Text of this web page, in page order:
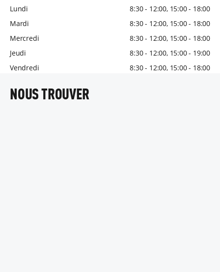
Lundi
8:30 - 12:00, 15:00 - 18:00
Mardi
8:30 - 12:00, 15:00 - 18:00
Mercredi
8:30 - 12:00, 15:00 - 18:00
Jeudi
8:30 - 12:00, 15:00 - 19:00
Vendredi
8:30 - 12:00, 15:00 - 18:00
NOUS TROUVER